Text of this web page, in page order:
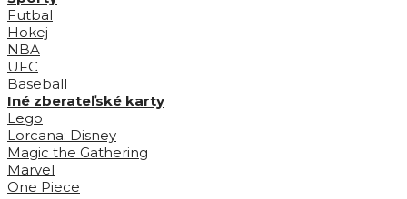
Futbal
Hokej
NBA
UFC
Baseball
Iné zberateľské karty
Lego
Lorcana: Disney
Magic the Gathering
Marvel
One Piece